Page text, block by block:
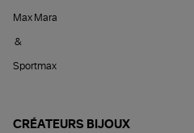
Max Mara
&
Sportmax
CRÉATEURS BIJOUX